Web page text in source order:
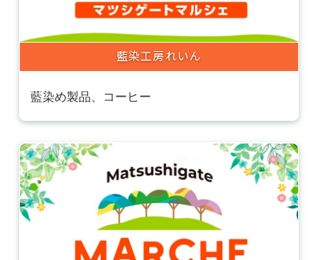
藍染工房れいん
藍染め製品、コーヒー